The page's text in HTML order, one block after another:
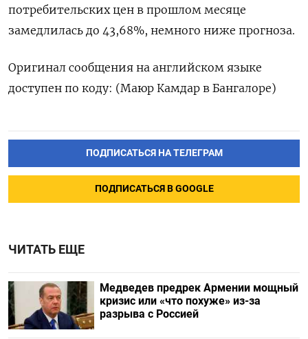
потребительских цен в прошлом месяце
замедлилась до 43,68%, немного ниже прогноза.
Оригинал сообщения на английском языке
доступен по коду: (Маюр Камдар в Бангалоре)
ПОДПИСАТЬСЯ НА ТЕЛЕГРАМ
ПОДПИСАТЬСЯ В GOOGLE
ЧИТАТЬ ЕЩЕ
Медведев предрек Армении мощный
кризис или «что похуже» из-за
разрыва с Россией